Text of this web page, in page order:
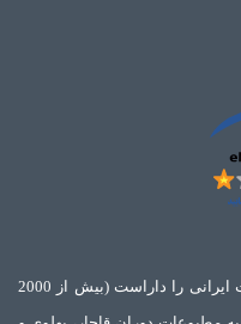
بزرگترین آرشیو دیجیتال روزنامه ها و مجلات ایرانی را داراست (بیش از 2000